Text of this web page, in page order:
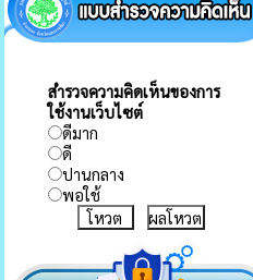
สำรวจความคิดเห็นของการ
ใช้งานเว็บไซต์
ดีมาก
ดี
ปานกลาง
พอใช้
ผลโหวต